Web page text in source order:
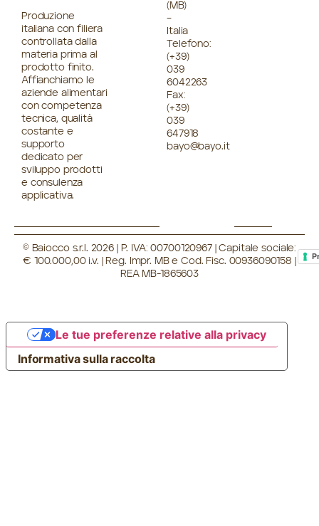
Produzione
italiana con filiera
controllata dalla
materia prima al
prodotto finito.
Affianchiamo le
aziende alimentari
con competenza
tecnica, qualità
costante e
supporto
dedicato per
sviluppo prodotti
e consulenza
applicativa.
(MB)
–
Italia
Telefono:
(+39)
039
6042263
Fax:
(+39)
039
647918
bayo@bayo.it
© Baiocco s.r.l. 2026 | P. IVA: 00700120967 | Capitale sociale:
€ 100.000,00 i.v. | Reg. Impr. MB e Cod. Fisc. 00936090158 |
REA MB-1865603
Informativa sulla raccolta
Le tue preferenze relative alla privacy